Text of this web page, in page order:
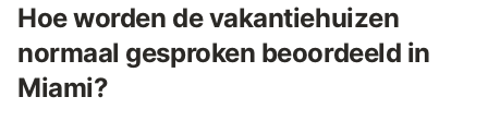
Hoe worden de vakantiehuizen
normaal gesproken beoordeeld in
Miami?